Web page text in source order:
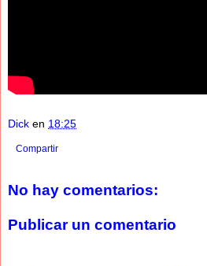
Dick en 18:25
Compartir
No hay comentarios:
Publicar un comentario